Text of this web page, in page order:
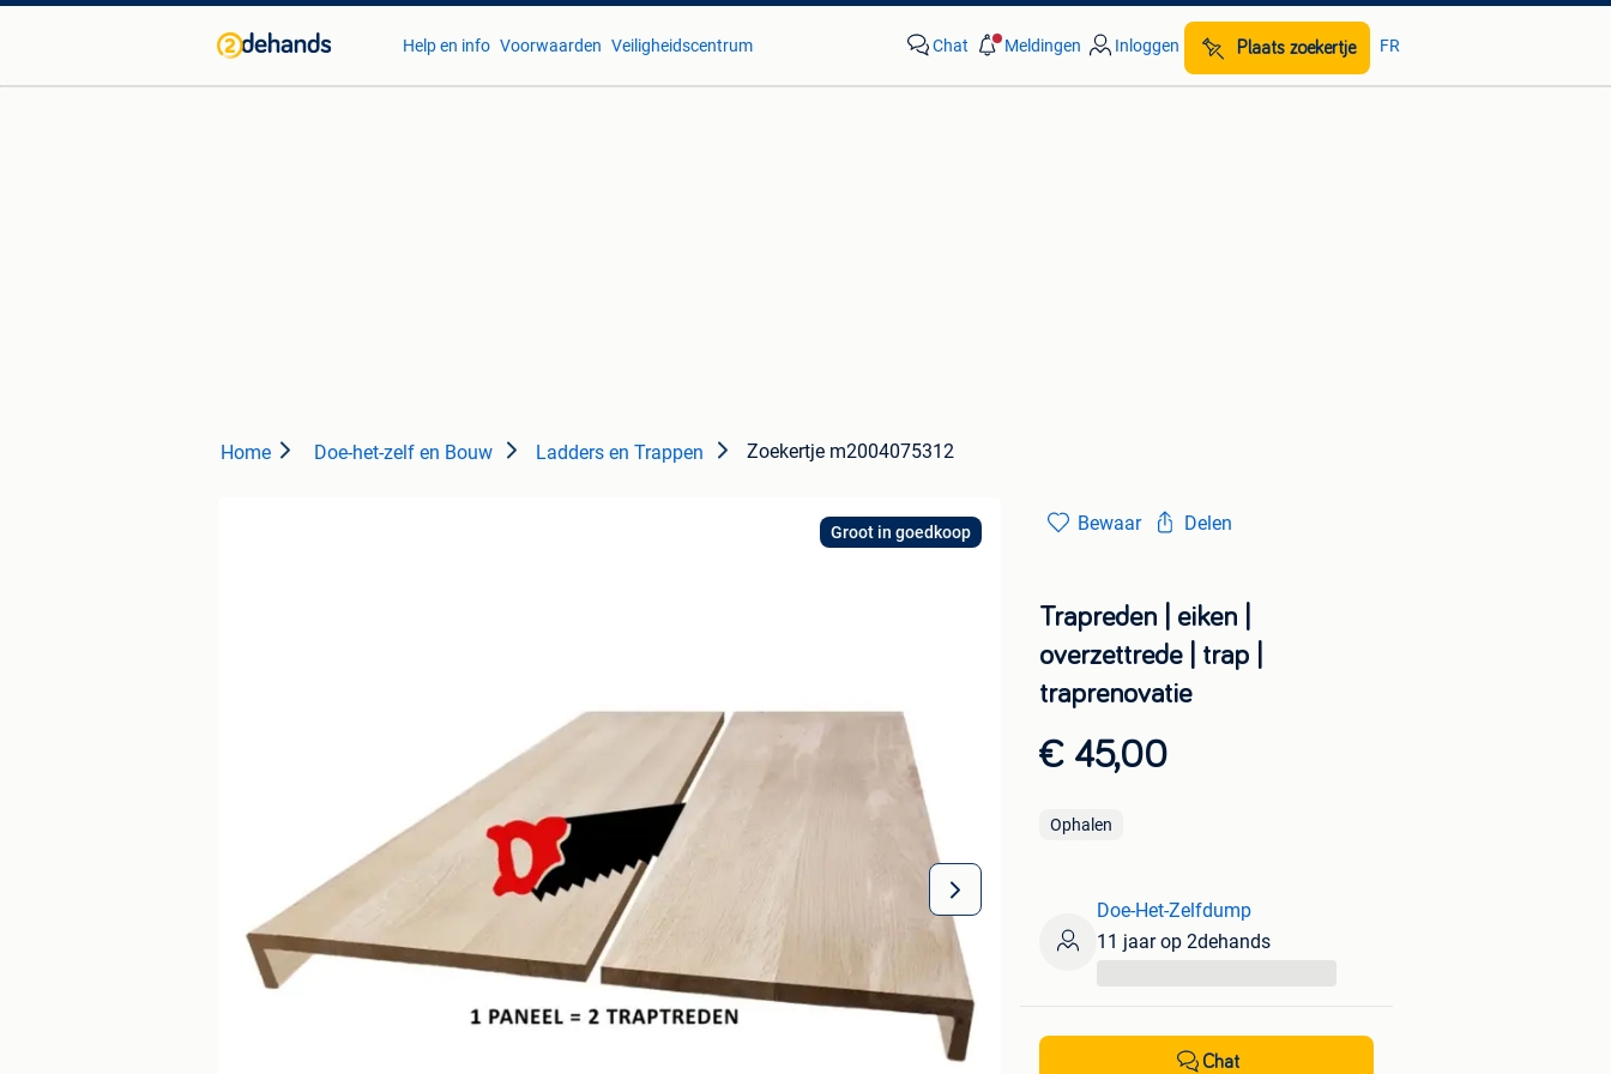
Help en info Voorwaarden Veiligheidscentrum Chat Meldingen Inloggen Plaats zoekertje FR
Home Doe-het-zelf en Bouw Ladders en Trappen Zoekertje m2004075312
Groot in goedkoop Bewaar Delen
Trapreden | eiken |
overzettrede | trap |
traprenovatie
€ 45,00
Ophalen
Doe-Het-Zelfdump
11 jaar op 2dehands
Chat